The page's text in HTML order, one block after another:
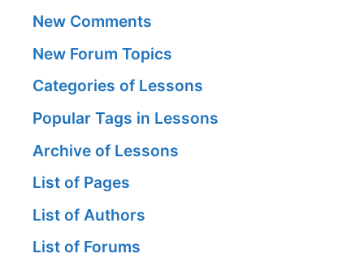
New Comments
New Forum Topics
Categories of Lessons
Popular Tags in Lessons
Archive of Lessons
List of Pages
List of Authors
List of Forums